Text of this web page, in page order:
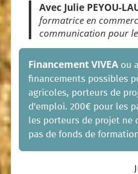
Avec Julie PEYOU-
formatrice en
communication pour
Financement VIVEA ou
financements possibles
agricoles, porteurs de
d'emploi.200€ pour les
les porteurs de projet ne
pas de fonds de